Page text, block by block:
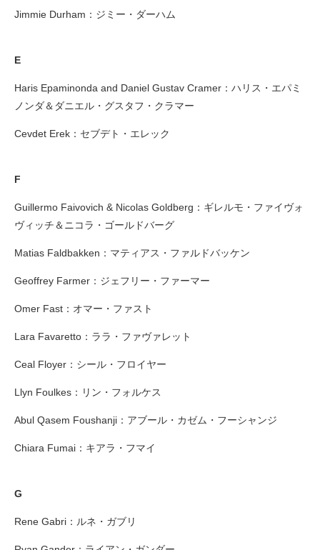
Jimmie Durham：ジミー・ダーハム
E
Haris Epaminonda and Daniel Gustav Cramer：ハリス・エパミ
ノンダ＆ダニエル・グスタフ・クラマー
Cevdet Erek：セブデト・エレック
F
Guillermo Faivovich & Nicolas Goldberg：ギレルモ・ファイヴォ
ヴィッチ＆ニコラ・ゴールドバーグ
Matias Faldbakken：マティアス・ファルドバッケン
Geoffrey Farmer：ジェフリー・ファーマー
Omer Fast：オマー・ファスト
Lara Favaretto：ララ・ファヴァレット
Ceal Floyer：シール・フロイヤー
Llyn Foulkes：リン・フォルケス
Abul Qasem Foushanji：アブール・カゼム・フーシャンジ
Chiara Fumai：キアラ・フマイ
G
Rene Gabri：ルネ・ガブリ